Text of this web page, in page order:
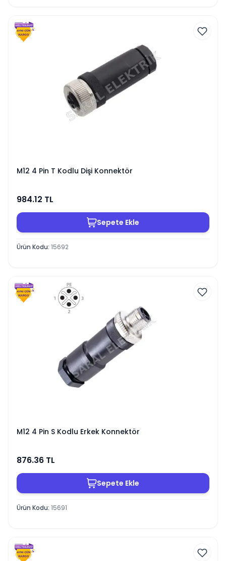
M12 4 Pin T Kodlu Dişi Konnektör
984.12 TL
Sepete Ekle
Ürün Kodu: 15692
M12 4 Pin S Kodlu Erkek Konnektör
876.36 TL
Sepete Ekle
Ürün Kodu: 15691